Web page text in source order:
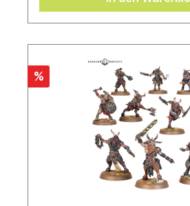
bauen kannst und wird mit 1x
(100 mm) geliefert. Dieser
Armee für Warhammer 40.000
bauen, damit er zu beiden
%